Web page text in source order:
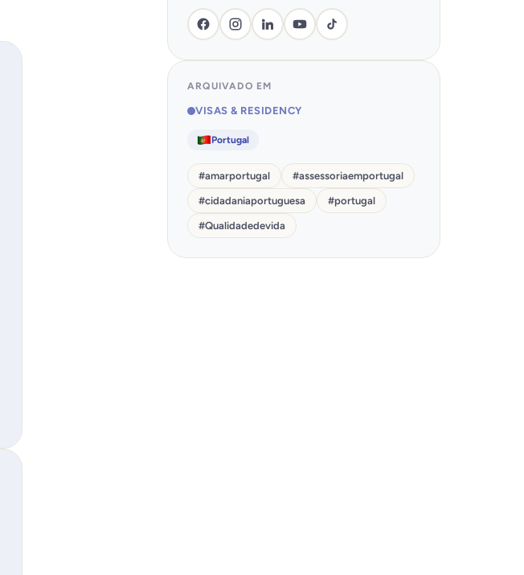
ARQUIVADO EM
VISAS & RESIDENCY
Portugal
#amarportugal #assessoriaemportugal
#cidadaniaportuguesa #portugal
#Qualidadedevida